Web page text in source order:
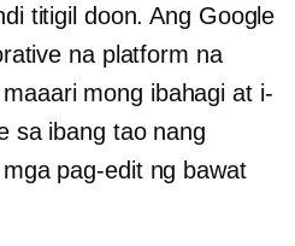
titigil doon. Ang Google
na platform na
mong ibahagi at i-
sa ibang tao nang
pag-edit ng bawat